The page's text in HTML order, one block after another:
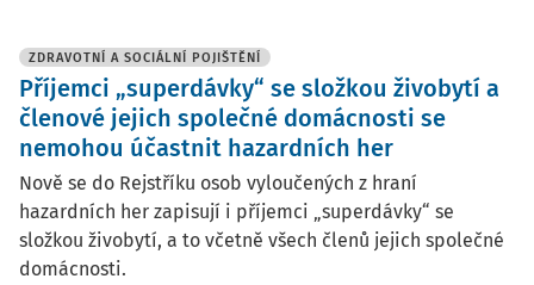
ZDRAVOTNÍ A SOCIÁLNÍ POJIŠTĚNÍ
Příjemci „superdávky“ se složkou živobytí a
členové jejich společné domácnosti se
nemohou účastnit hazardních her
Nově se do Rejstříku osob vyloučených z hraní
hazardních her zapisují i příjemci „superdávky“ se
složkou živobytí, a to včetně všech členů jejich společné
domácnosti.